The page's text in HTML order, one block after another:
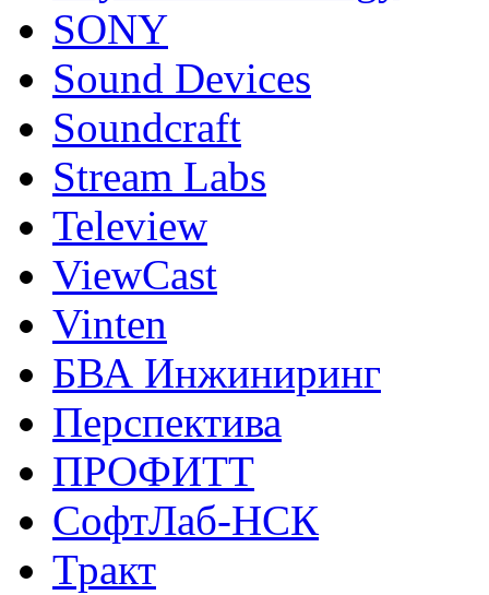
SONY
Sound Devices
Soundcraft
Stream Labs
Teleview
ViewCast
Vinten
БВА Инжиниринг
Перспектива
ПРОФИТТ
СофтЛаб-НСК
Тракт